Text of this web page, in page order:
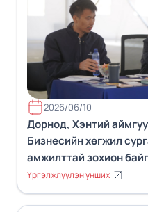
2026/06/10
Дорнод, Хэнтий
Бизнесийн хөгжил
амжилттай зохион
Үргэлжлүүлэн унших